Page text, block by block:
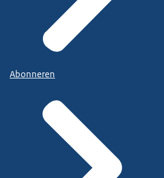
Abonneren